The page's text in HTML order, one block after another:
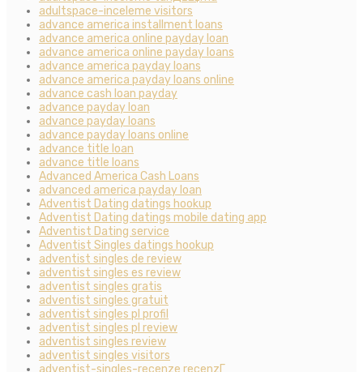
adultspace-inceleme visitors
advance america installment loans
advance america online payday loan
advance america online payday loans
advance america payday loans
advance america payday loans online
advance cash loan payday
advance payday loan
advance payday loans
advance payday loans online
advance title loan
advance title loans
Advanced America Cash Loans
advanced america payday loan
Adventist Dating datings hookup
Adventist Dating datings mobile dating app
Adventist Dating service
Adventist Singles datings hookup
adventist singles de review
adventist singles es review
adventist singles gratis
adventist singles gratuit
adventist singles pl profil
adventist singles pl review
adventist singles review
adventist singles visitors
adventist-singles-recenze recenzГ­